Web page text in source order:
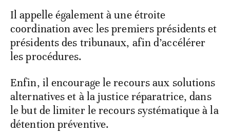
Il appelle également à une étroite
coordination avec les premiers présidents et
présidents des tribunaux, afin d’accélérer
les procédures.
Enfin, il encourage le recours aux solutions
alternatives et à la justice réparatrice, dans
le but de limiter le recours systématique à la
détention préventive.